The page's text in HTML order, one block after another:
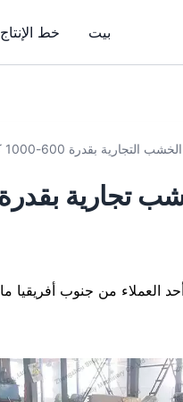
بيت خط الإنتاج
بقدرة 600-1000 كجم/ساعة تم بيعها إلى جنوب أفريقيا